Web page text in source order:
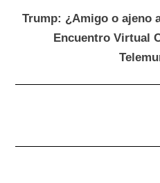
Trump: ¿Amigo o ajeno
Encuentro Virtual